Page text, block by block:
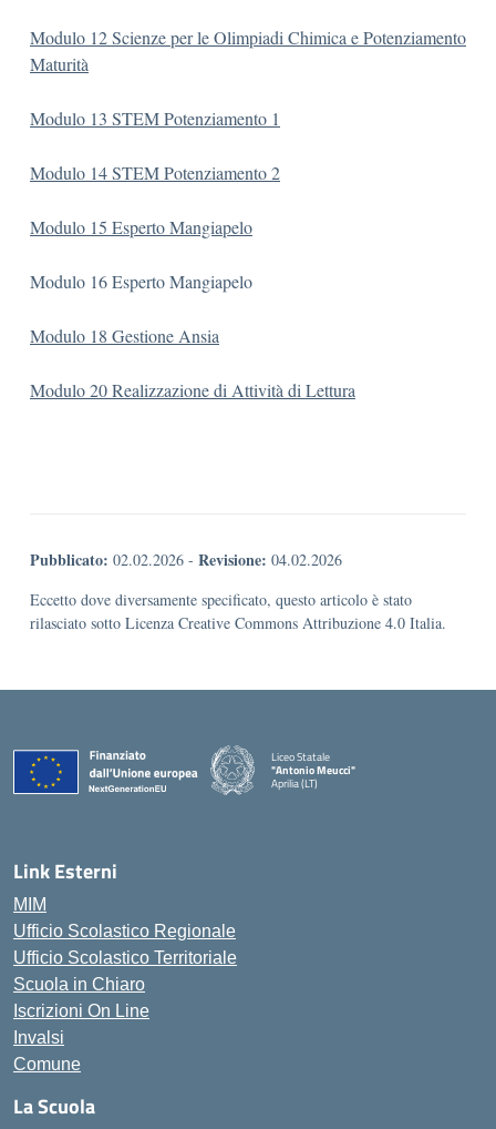
Modulo 12 Scienze per le Olimpiadi Chimica e Potenziamento
Maturità
Modulo 13 STEM Potenziamento 1
Modulo 14 STEM Potenziamento 2
Modulo 15 Esperto Mangiapelo
Modulo 16 Esperto Mangiapelo
Modulo 18 Gestione Ansia
Modulo 20 Realizzazione di Attività di Lettura
Pubblicato: 02.02.2026 - Revisione: 04.02.2026
Eccetto dove diversamente specificato, questo articolo è stato
rilasciato sotto Licenza Creative Commons Attribuzione 4.0 Italia.
Liceo Statale
"Antonio Meucci"
Aprilia (LT)
Link Esterni
MIM
Ufficio Scolastico Regionale
Ufficio Scolastico Territoriale
Scuola in Chiaro
Iscrizioni On Line
Invalsi
Comune
La Scuola